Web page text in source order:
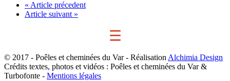
« Article précedent
Article suivant »
☰
© 2017 - Poêles et cheminées du Var - Réalisation Alchimia Design
Crédits textes, photos et vidéos : Poêles et cheminées du Var &
Turbofonte - Mentions légales